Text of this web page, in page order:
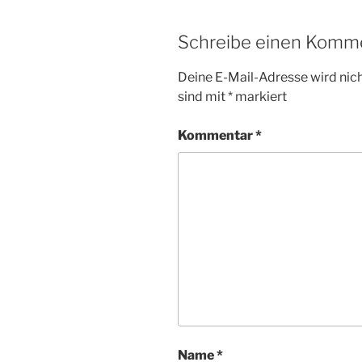
Schreibe einen
Deine E-Mail-Adresse wird
sind mit* markiert
Kommentar*
Name*